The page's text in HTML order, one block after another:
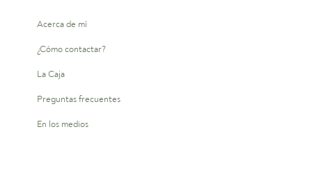
Acerca de mí
¿Cómo contactar?
La Caja
Preguntas frecuentes
En los medios